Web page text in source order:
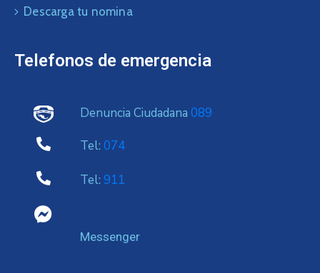
Descarga tu nomina
Telefonos de emergencia
Denuncia Ciudadana 089
Tel: 074
Tel: 911
Messenger